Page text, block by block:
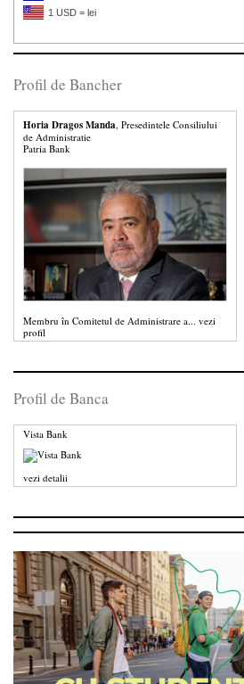
1 USD = lei
Profil de Bancher
Horia Dragos Manda, Presedintele Consiliului
de Administratie
Patria Bank
Membru în Comitetul de Administrare a... vezi
profil
Profil de Banca
Vista Bank
vezi detalii